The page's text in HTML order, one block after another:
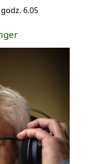
6.05